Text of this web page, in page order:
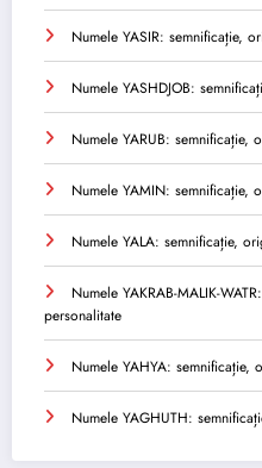
Numele YASIR: semnificație,
Numele YASHDJOB:
Numele YARUB: semnificație,
Numele YAMIN: semnificație,
Numele YALA: semnificație,
Numele YAKRAB-MALIK-
personalitate
Numele YAHYA: semnificație,
Numele YAGHUTH: